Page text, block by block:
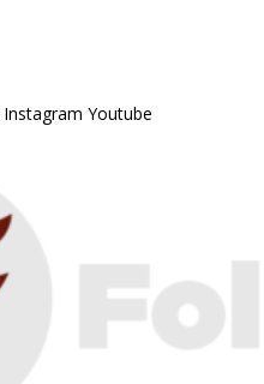
Instagram Youtube